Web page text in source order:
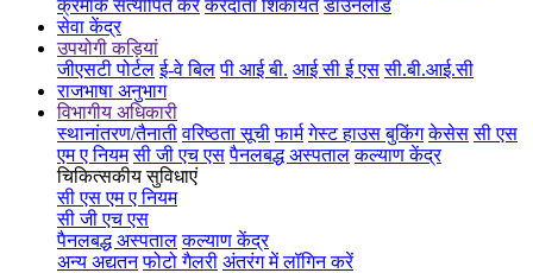
क्रमांक सत्यापित करें करदाता शिकायतें डाउनलोड
सेवा केंद्र
उपयोगी कड़ियां
जीएसटी पोर्टल ई-वे बिल पी आई बी. आई सी ई एस सी.बी.आई.सी
राजभाषा अनुभाग
विभागीय अधिकारी
स्थानांतरण/तैनाती वरिष्ठता सूची फार्म गेस्ट हाउस बुकिंग केसेस सी एस
एम ए नियम सी जी एच एस पैनलबद्ध अस्पताल कल्याण केंद्र
चिकित्सकीय सुविधाएं
सी एस एम ए नियम
सी जी एच एस
पैनलबद्ध अस्पताल कल्याण केंद्र
अन्य अद्यतन फोटो गैलरी अंतरंग में लॉगिन करें